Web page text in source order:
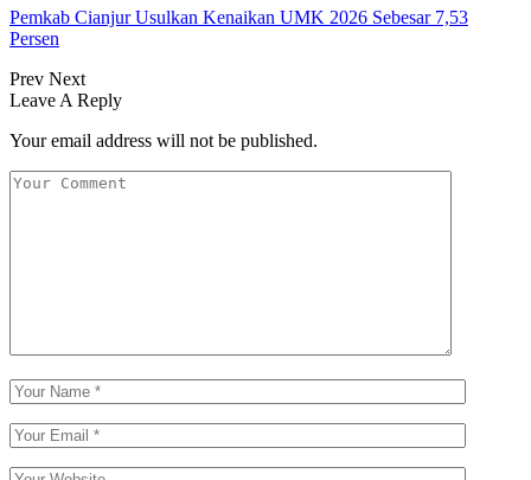
Pemkab Cianjur Usulkan Kenaikan UMK 2026 Sebesar 7,53
Persen
Prev Next
Leave A Reply
Your email address will not be published.